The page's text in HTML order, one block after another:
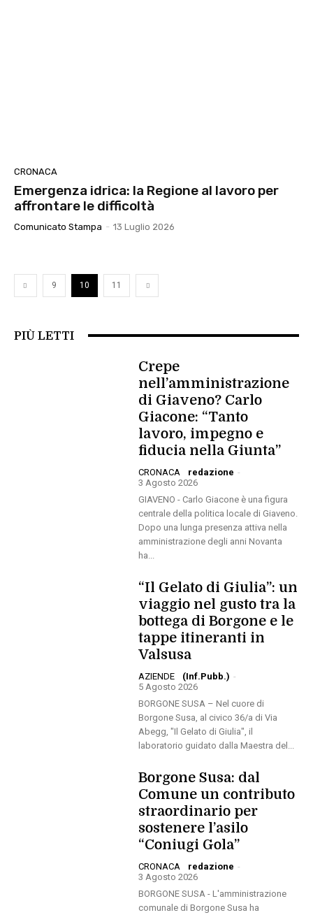
CRONACA
Emergenza idrica: la Regione al lavoro per
affrontare le difficoltà
Comunicato Stampa - 13 Luglio 2026
9 10 11
PIÙ LETTI
Crepe
nell’amministrazione
di Giaveno? Carlo
Giacone: “Tanto
lavoro, impegno e
fiducia nella Giunta”
CRONACA redazione -
3 Agosto 2026
GIAVENO - Carlo Giacone è una figura
centrale della politica locale di Giaveno.
Dopo una lunga presenza attiva nella
amministrazione degli anni Novanta
ha...
“Il Gelato di Giulia”: un
viaggio nel gusto tra la
bottega di Borgone e le
tappe itineranti in
Valsusa
AZIENDE (Inf.Pubb.) -
5 Agosto 2026
BORGONE SUSA – Nel cuore di
Borgone Susa, al civico 36/a di Via
Abegg, "Il Gelato di Giulia", il
laboratorio guidato dalla Maestra del...
Borgone Susa: dal
Comune un contributo
straordinario per
sostenere l’asilo
“Coniugi Gola”
CRONACA redazione -
3 Agosto 2026
BORGONE SUSA - L'amministrazione
comunale di Borgone Susa ha